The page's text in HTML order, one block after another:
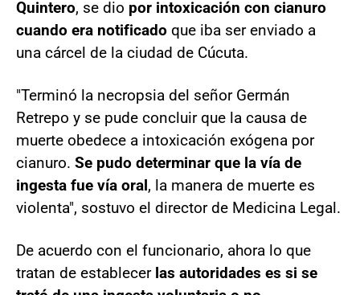
Quintero, se dio por intoxicación con cianuro
cuando era notificado que iba ser enviado a
una cárcel de la ciudad de Cúcuta.
"Terminó la necropsia del señor Germán
Retrepo y se pude concluir que la causa de
muerte obedece a intoxicación exógena por
cianuro. Se pudo determinar que la vía de
ingesta fue vía oral, la manera de muerte es
violenta", sostuvo el director de Medicina Legal.
De acuerdo con el funcionario, ahora lo que
tratan de establecer las autoridades es si se